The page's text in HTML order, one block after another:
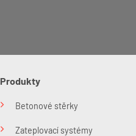
Produkty
Betonové stěrky
Zateplovací systémy